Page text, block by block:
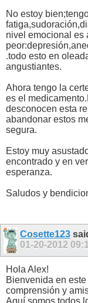
No estoy
nivel emocional es
.todo esto en
angustiantes.
Ahora tengo la
es el
desconocen esta
abandonar estos
segura.
Estoy muy
encontrado y en
esperanza.
Saludos y
Cosette123
01-20-2012
Hola Alex!
Bienvenida en
comprensión y